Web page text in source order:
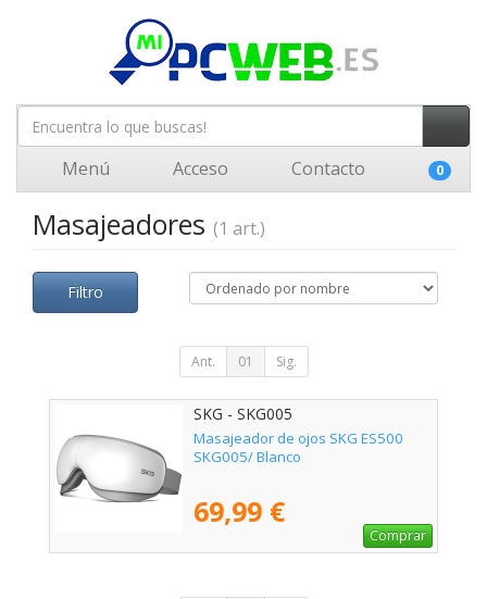
Menú Acceso Contacto 0
Masajeadores (1 art.)
Filtro
Ant. 01 Sig.
SKG - SKG005
Masajeador de ojos SKG ES500
SKG005/ Blanco
69,99 €
Comprar